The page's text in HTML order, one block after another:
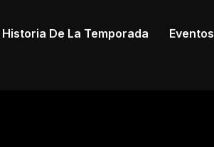
Historia De La Temporada Eventos